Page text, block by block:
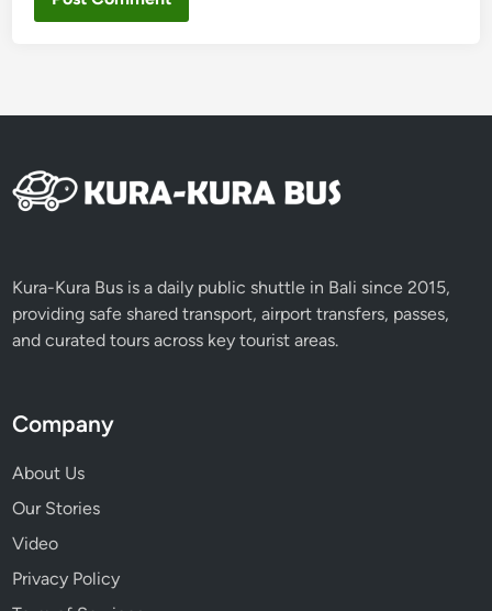
Kura-Kura Bus is a daily public shuttle in Bali since 2015,
providing safe shared transport, airport transfers, passes,
and curated tours across key tourist areas.
Company
About Us
Our Stories
Video
Privacy Policy